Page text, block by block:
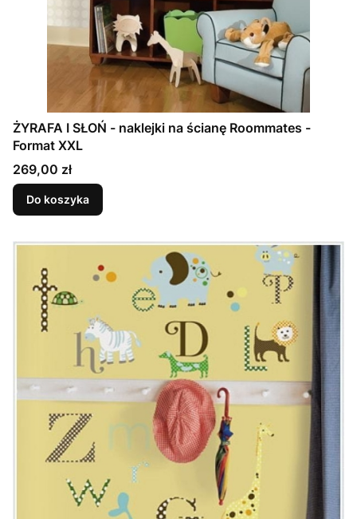
ŻYRAFA I SŁOŃ - naklejki na ścianę Roommates -
Format XXL
Cena
269,00 zł
Do koszyka